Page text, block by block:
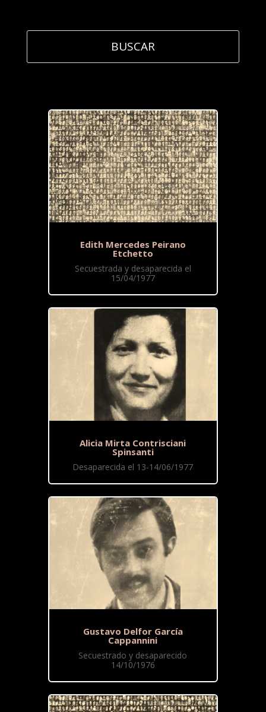
Edith Mercedes Peirano
Etchetto
Secuestrada y desaparecida el
15/04/1977
Alicia Mirta Contrisciani
Spinsanti
Desaparecida el 13-14/06/1977
Gustavo Delfor García
Cappannini
Secuestrado y desaparecido
14/10/1976